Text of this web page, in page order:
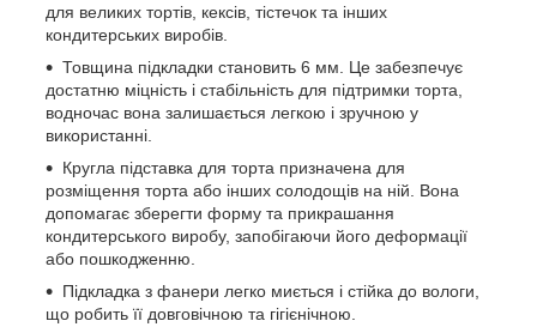
для великих тортів, кексів, тістечок та інших
кондитерських виробів.
Товщина підкладки становить 6 мм. Це забезпечує
достатню міцність і стабільність для підтримки торта,
водночас вона залишається легкою і зручною у
використанні.
Кругла підставка для торта призначена для
розміщення торта або інших солодощів на ній. Вона
допомагає зберегти форму та прикрашання
кондитерського виробу, запобігаючи його деформації
або пошкодженню.
Підкладка з фанери легко миється і стійка до вологи,
що робить її довговічною та гігієнічною.